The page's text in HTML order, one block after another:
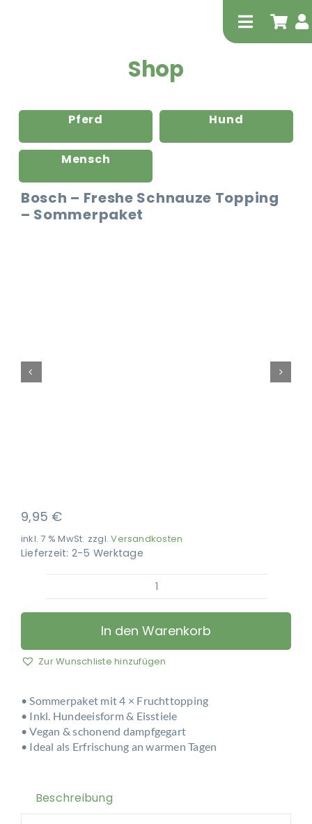
Toggle
Shop
Pferd Hund
Mensch
Bosch – Freshe Schnauze Topping
– Sommerpaket
9,95 €
inkl. 7 % MwSt. zzgl.Versandkosten
Lieferzeit: 2-5 Werktage
Bosch
–
Freshe
Topping
Sommerpaket
Menge
In den Warenkorb
Zur Wunschliste hinzufügen
• Sommerpaket mit 4 × Fruchttopping
• Inkl. Hundeeisform & Eisstiele
• Vegan & schonend dampfgegart
• Ideal als Erfrischung an warmen Tagen
Beschreibung